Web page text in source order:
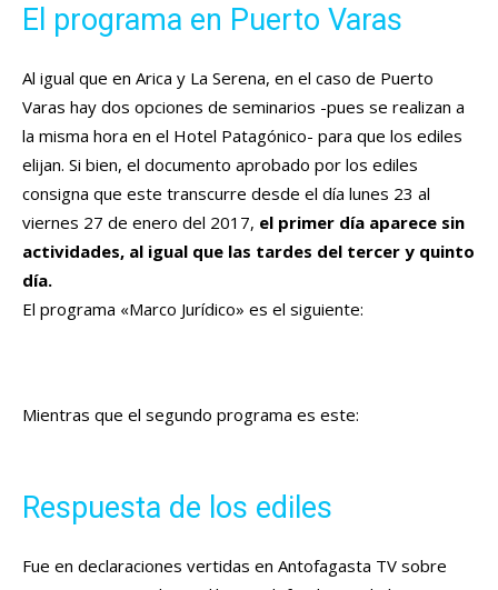
El programa en Puerto Varas
Al igual que en Arica y La Serena, en el caso de Puerto
Varas hay dos opciones de seminarios -pues se realizan a
la misma hora en el Hotel Patagónico- para que los ediles
elijan. Si bien, el documento aprobado por los ediles
consigna que este transcurre desde el día lunes 23 al
viernes 27 de enero del 2017, el primer día aparece sin
actividades, al igual que las tardes del tercer y quinto
día.
El programa «Marco Jurídico» es el siguiente:
Mientras que el segundo programa es este:
Respuesta de los ediles
Fue en declaraciones vertidas en Antofagasta TV sobre